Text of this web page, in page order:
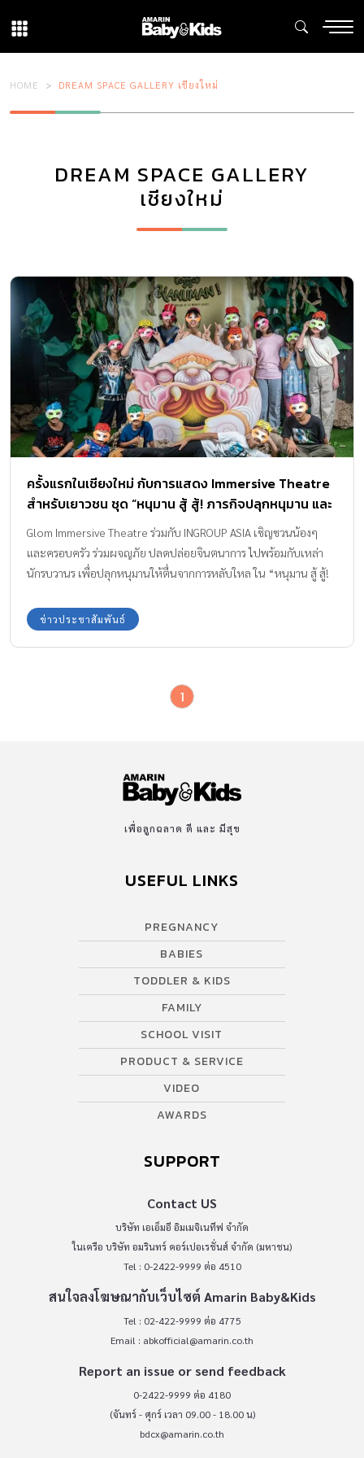
HOME DREAM SPACE GALLERY เชียงใหม่
DREAM SPACE GALLERY
เชียงใหม่
ครั้งแรกในเชียงใหม่ กับการแสดง Immersive Theatre
สำหรับเยาวชน ชุด “หนุมาน สู้ สู้! ภารกิจปลุกหนุมาน และ
การผจญภัยของเหล่านักรบวานร”
Glom Immersive Theatre ร่วมกับ INGROUP ASIA เชิญชวนน้องๆ
และครอบครัว ร่วมผจญภัย ปลดปล่อยจินตนาการ ไปพร้อมกับเหล่า
นักรบวานร เพื่อปลุกหนุมานให้ตื่นจากการหลับใหล ใน “หนุมาน สู้ สู้!
Space Gallery เชียงใหม่ เริ่ม 27 สิงหาคม 2565 เป็นต้นไป สำรองการ
เข้าชมฟรีได้แล้ววันนี้
ข่าวประชาสัมพันธ์
1
เพื่อลูกฉลาด ดี และ มีสุข
USEFUL LINKS
PREGNANCY
BABIES
TODDLER & KIDS
FAMILY
SCHOOL VISIT
PRODUCT & SERVICE
VIDEO
AWARDS
SUPPORT
Contact US
บริษัท เอเอ็มอี อิมเมจิเนทีฟ จำกัด
ในเครือ บริษัท อมรินทร์ คอร์เปอเรชั่นส์ จำกัด (มหาชน)
Tel : 0-2422-9999 ต่อ 4510
สนใจลงโฆษณากับเว็บไซต์ Amarin Baby&Kids
Tel : 02-422-9999 ต่อ 4775
Email : abkofficial@amarin.co.th
Report an issue or send feedback
0-2422-9999 ต่อ 4180
(จันทร์ - ศุกร์ เวลา 09.00 - 18.00 น)
bdcx@amarin.co.th